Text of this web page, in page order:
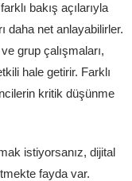
bakış açılarıyla
daha net anlayabilirler.
grup çalışmaları,
hale getirir. Farklı
kritik düşünme
istiyorsanız, dijital
fayda var.